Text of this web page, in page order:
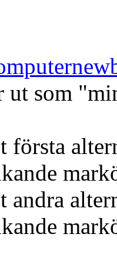
ut som
första
andra